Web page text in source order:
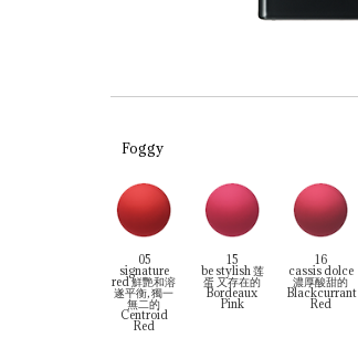
Foggy
05
signature
red 鮮艷和溶
遂平衡, 獨一
無二的
Centroid
Red
15
be stylish 莲
蛋 又存在的
Bordeaux
Pink
16
cassis dolce
濃厚酸甜的
Blackcurrant
Red